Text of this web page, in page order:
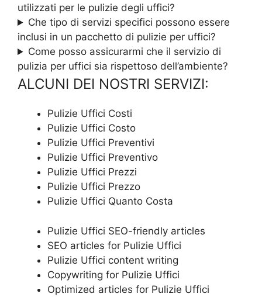
utilizzati per le pulizie degli uffici?
Che tipo di servizi specifici possono essere
inclusi in un pacchetto di pulizie per uffici?
Come posso assicurarmi che il servizio di
pulizia per uffici sia rispettoso dell’ambiente?
ALCUNI DEI NOSTRI SERVIZI:
Pulizie Uffici Costi
Pulizie Uffici Costo
Pulizie Uffici Preventivi
Pulizie Uffici Preventivo
Pulizie Uffici Prezzi
Pulizie Uffici Prezzo
Pulizie Uffici Quanto Costa
Pulizie Uffici SEO-friendly articles
SEO articles for Pulizie Uffici
Pulizie Uffici content writing
Copywriting for Pulizie Uffici
Optimized articles for Pulizie Uffici